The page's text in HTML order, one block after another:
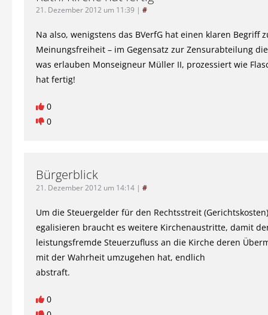
21. Dezember 2012 um 11:39 | #
Na also, wenigstens das BVerfG hat einen klaren Begriff
Meinungsfreiheit – im Gegensatz zur Zensurabteilung
was erlauben Monseigneur Müller II, prozessiert wie
hat fertig!
0
0
Bürgerblick
21. Dezember 2012 um 14:14 | #
Um die Steuergelder für den Rechtsstreit
egalisieren braucht es weitere Kirchenaustritte, damit
leistungsfremde Steuerzufluss an die Kirche deren
mit der Wahrheit umzugehen hat, endlich
abstraft.
0